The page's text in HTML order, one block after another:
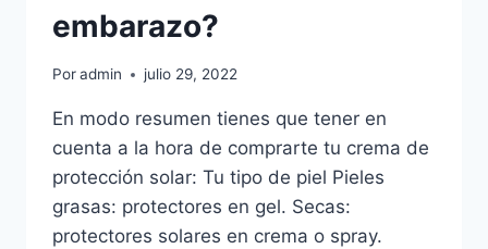
embarazo?
Poradmin julio 29, 2022
En modo resumen tienes que tener en
cuenta a la hora de comprarte tu crema de
protección solar: Tu tipo de piel Pieles
grasas: protectores en gel. Secas:
protectores solares en crema o spray.